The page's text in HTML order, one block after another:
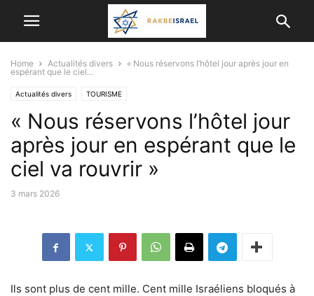
Home Actualités divers
« Nous réservons l’hôtel jour après jour en
espérant que le ciel...
Actualités divers TOURISME
« Nous réservons l’hôtel jour
après jour en espérant que le
ciel va rouvrir »
3 mars 2026
Ils sont plus de cent mille. Cent mille Israéliens bloqués à